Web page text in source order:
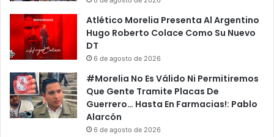
Atlético Morelia Presenta Al Argentino
Hugo Roberto Colace Como Su Nuevo
DT
6 de agosto de 2026
#Morelia No Es Válido Ni Permitiremos
Que Gente Tramite Placas De
Guerrero… Hasta En Farmacias!: Pablo
Alarcón
6 de agosto de 2026